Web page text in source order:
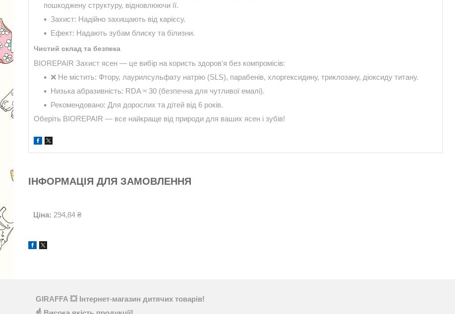
пошкоджену структуру, відновлюючи її.
Захист: Надійно захищають від карієсу.
Ефект: Надають зубам блиску та білизни.
Чистий склад та безпека
BIOREPAIR Захист ясен — це вибір на користь здоров'я без компромісів:
❌ Не містить: Фтору, лаурилсульфату натрію (SLS), парабенів, хлоргексидину, триклозану, діоксиду титану.
Низька абразивність: RDA ≈ 30 (безпечна для чутливої емалі).
Рекомендовано: Для дорослих та дітей від 6 років.
Оберіть BIOREPAIR — все найкраще від природи для ваших ясен і зубів!
ІНФОРМАЦІЯ ДЛЯ ЗАМОВЛЕННЯ
Ціна: 294,84 ₴
GIRAFFA 💥 Інтернет-магазин дитячих товарів!